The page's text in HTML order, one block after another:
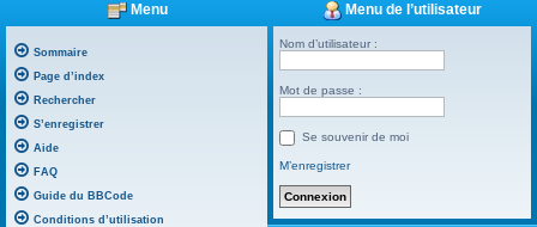
Menu
Sommaire
Page d’index
Rechercher
S’enregistrer
Aide
FAQ
Guide du BBCode
Conditions d’utilisation
Menu de l’utilisateur
Nom d’utilisateur :
Mot de passe :
Se souvenir de moi
M’enregistrer